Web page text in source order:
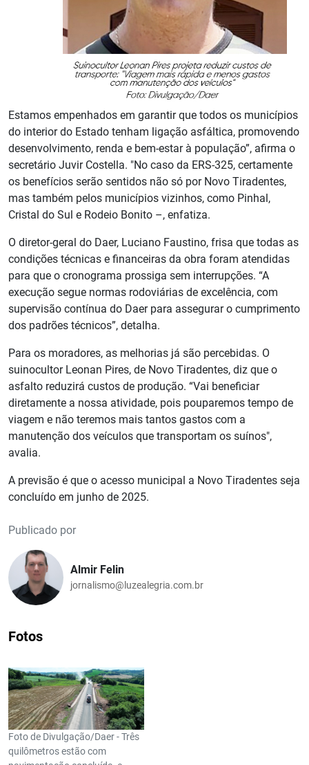
Estamos empenhados em garantir que todos os municípios
do interior do Estado tenham ligação asfáltica, promovendo
desenvolvimento, renda e bem-estar à população”, afirma o
secretário Juvir Costella. "No caso da ERS-325, certamente
os benefícios serão sentidos não só por Novo Tiradentes,
mas também pelos municípios vizinhos, como Pinhal,
Cristal do Sul e Rodeio Bonito –, enfatiza.
O diretor-geral do Daer, Luciano Faustino, frisa que todas as
condições técnicas e financeiras da obra foram atendidas
para que o cronograma prossiga sem interrupções. “A
execução segue normas rodoviárias de excelência, com
supervisão contínua do Daer para assegurar o cumprimento
dos padrões técnicos”, detalha.
Para os moradores, as melhorias já são percebidas. O
suinocultor Leonan Pires, de Novo Tiradentes, diz que o
asfalto reduzirá custos de produção. “Vai beneficiar
diretamente a nossa atividade, pois pouparemos tempo de
viagem e não teremos mais tantos gastos com a
manutenção dos veículos que transportam os suínos",
avalia.
A previsão é que o acesso municipal a Novo Tiradentes seja
concluído em junho de 2025.
Publicado por
Almir Felin
jornalismo@luzealegria.com.br
Fotos
Foto de Divulgação/Daer - Três
quilômetros estão com